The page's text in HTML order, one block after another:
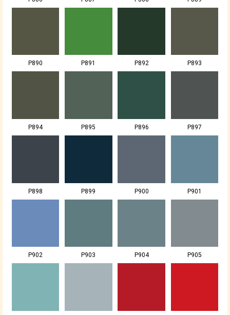
P890 P891 P892 P893
P894 P895 P896 P897
P898 P899 P900 P901
P902 P903 P904 P905